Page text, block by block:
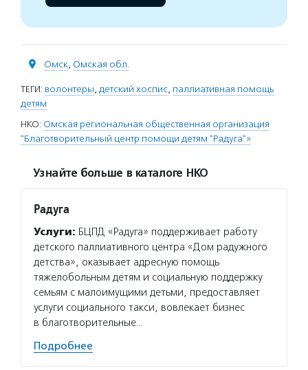
Омск, Омская обл.
ТЕГИ: волонтеры, детский хоспис, паллиативная помощь
детям
НКО: Омская региональная общественная организация
"Благотворительный центр помощи детям "Радуга"»
Узнайте больше в каталоге НКО
Радуга
Услуги: БЦПД «Радуга» поддерживает работу
детского паллиативного центра «Дом радужного
детства», оказывает адресную помощь
тяжелобольным детям и социальную поддержку
семьям с малоимущими детьми, предоставляет
услуги социального такси, вовлекает бизнес
в благотворительные…
Подробнее